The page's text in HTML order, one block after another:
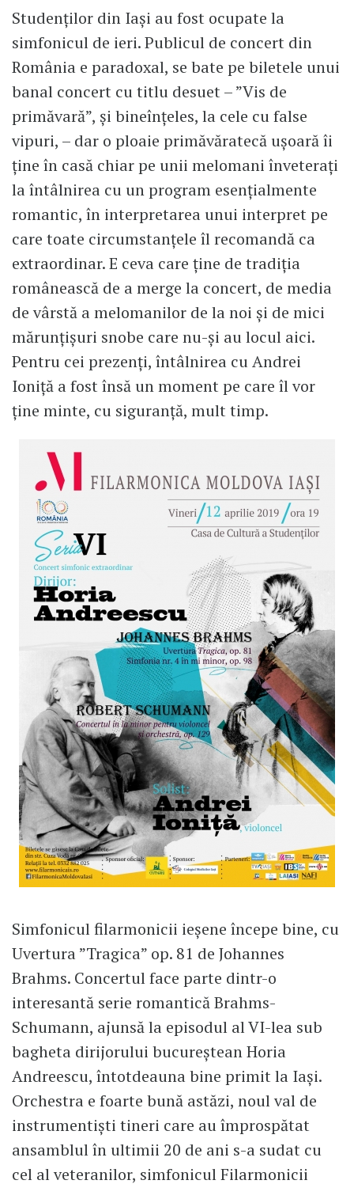
Studenților din Iași au fost ocupate la
simfonicul de ieri. Publicul de concert din
România e paradoxal, se bate pe biletele unui
banal concert cu titlu desuet – ”Vis de
primăvară”, și bineînțeles, la cele cu false
vipuri, – dar o ploaie primăvăratecă ușoară îi
ține în casă chiar pe unii melomani înveterați
la întâlnirea cu un program esențialmente
romantic, în interpretarea unui interpret pe
care toate circumstanțele îl recomandă ca
extraordinar. E ceva care ține de tradiția
românească de a merge la concert, de media
de vârstă a melomanilor de la noi și de mici
mărunțișuri snobe care nu-și au locul aici.
Pentru cei prezenți, întâlnirea cu Andrei
Ioniță a fost însă un moment pe care îl vor
ține minte, cu siguranță, mult timp.
Simfonicul filarmonicii ieșene începe bine, cu
Uvertura ”Tragica” op. 81 de Johannes
Brahms. Concertul face parte dintr-o
interesantă serie romantică Brahms-
Schumann, ajunsă la episodul al VI-lea sub
bagheta dirijorului bucureștean Horia
Andreescu, întotdeauna bine primit la Iași.
Orchestra e foarte bună astăzi, noul val de
instrumentiști tineri care au împrospătat
ansamblul în ultimii 20 de ani s-a sudat cu
cel al veteranilor, simfonicul Filarmonicii